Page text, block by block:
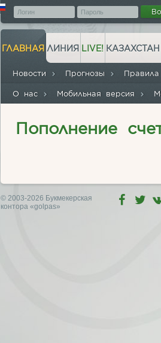
ГЛАВНАЯ
Новости Прогнозы
О нас Мобильная версия
ЛИНИЯ LIVE! КАЗАХСТАН
Пополнение
© 2003-2026 Букмекерская
контора «golpas»